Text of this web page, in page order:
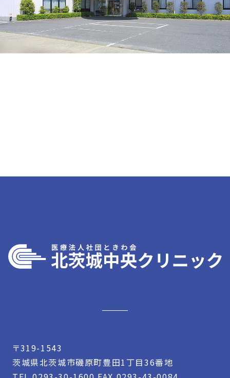
〒319-1543
茨城県北茨城市磯原町豊田1丁目36番地